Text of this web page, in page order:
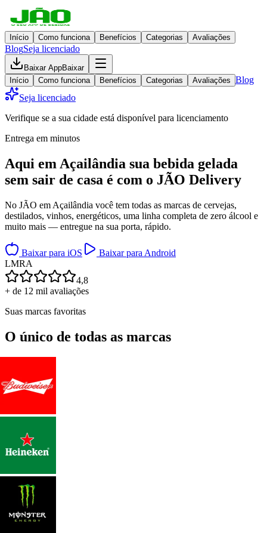
Início Como funciona Benefícios Categorias Avaliações
BlogSeja licenciado
Baixar AppBaixar
Início
Como funciona Benefícios Categorias Avaliações Blog
Seja licenciado
Verifique se a sua cidade está disponível para licenciamento
Entrega em minutos
Aqui em Açailândia sua bebida gelada
sem sair de casa é com o JÃO Delivery
No JÃO em Açailândia você tem todas as marcas de cervejas,
destilados, vinhos, energéticos, uma linha completa de zero álcool e
muito mais — entregue na sua porta, rápido.
Baixar para iOS
Baixar para Android
LMRA
4,8
+ de 12 mil avaliações
Suas marcas favoritas
O único de todas as marcas